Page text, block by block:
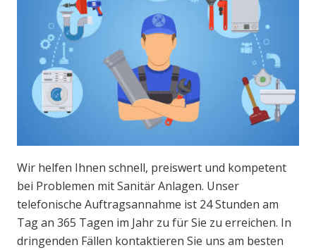
Wir helfen Ihnen schnell, preiswert und kompetent
bei Problemen mit Sanitär Anlagen. Unser
telefonische Auftragsannahme ist 24 Stunden am
Tag an 365 Tagen im Jahr zu für Sie zu erreichen. In
dringenden Fällen kontaktieren Sie uns am besten